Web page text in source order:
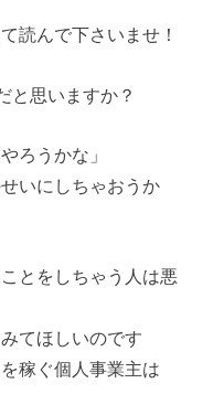
読んで下さいませ！
と思いますか？
ろうかな」
いにしちゃおうか
とをしちゃう人は悪
てほしいのです
稼ぐ個人事業主は